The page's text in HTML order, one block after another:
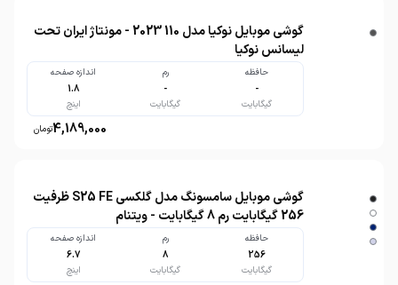
گوشی موبایل نوکیا مدل 110 2023 - مونتاژ ایران تحت
لیسانس نوکیا
حافظه
-
گیگابایت
رم
-
گیگابایت
اندازه صفحه
1.8
اینچ
4,189,000تومان
گوشی موبایل سامسونگ مدل گلکسی S25 FE ظرفیت
256 گیگابایت رم 8 گیگابایت - ویتنام
حافظه
256
گیگابایت
رم
8
گیگابایت
اندازه صفحه
6.7
اینچ